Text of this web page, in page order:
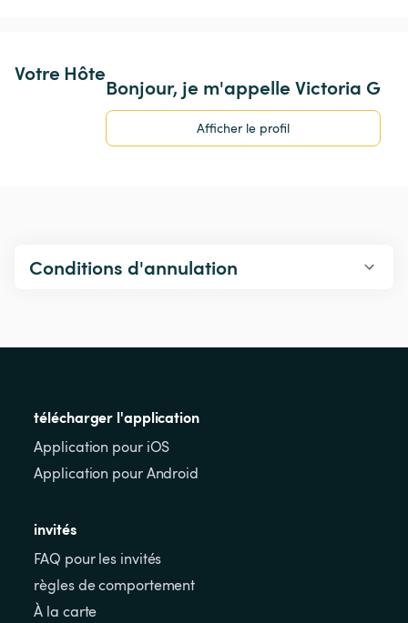
Votre Hôte
Bonjour, je m'appelle Victoria G
Afficher le profil
Conditions d'annulation
télécharger l'application
Application pour iOS
Application pour Android
invités
FAQ pour les invités
règles de comportement
À la carte